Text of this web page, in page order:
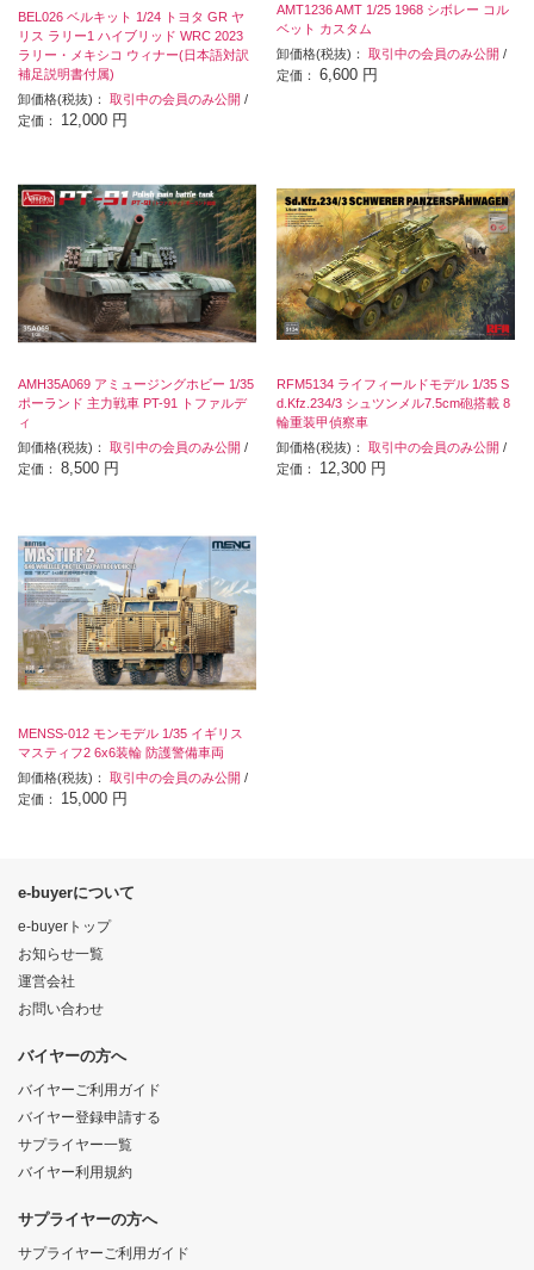
BEL026 ベルキット 1/24 トヨタ GR ヤ
リス ラリー1 ハイブリッド WRC 2023
ラリー・メキシコ ウィナー(日本語対訳
補足説明書付属)
卸価格(税抜)： 取引中の会員のみ公開 /
定価： 12,000 円
AMT1236 AMT 1/25 1968 シボレー コル
ベット カスタム
卸価格(税抜)：取引中の会員のみ公開 /
定価：6,600 円
AMH35A069 アミュージングホビー 1/35
ポーランド 主力戦車 PT-91 トファルデ
ィ
卸価格(税抜)： 取引中の会員のみ公開 /
定価： 8,500 円
RFM5134 ライフィールドモデル 1/35 S
d.Kfz.234/3 シュツンメル7.5cm砲搭載 8
輪重装甲偵察車
卸価格(税抜)：取引中の会員のみ公開 /
定価： 12,300 円
MENSS-012 モンモデル 1/35 イギリス
マスティフ2 6x6装輪 防護警備車両
卸価格(税抜)： 取引中の会員のみ公開 /
定価： 15,000 円
e-buyerについて
e-buyerトップ
お知らせ一覧
運営会社
お問い合わせ
バイヤーの方へ
バイヤーご利用ガイド
バイヤー登録申請する
サプライヤー一覧
バイヤー利用規約
サプライヤーの方へ
サプライヤーご利用ガイド